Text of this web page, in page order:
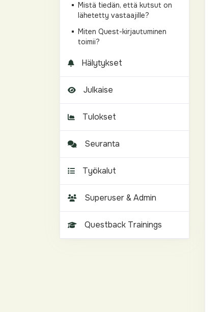
Mistä tiedän, että kutsut on
lähetetty vastaajille?
Miten Quest-kirjautuminen
toimii?
Hälytykset
Julkaise
Tulokset
Seuranta
Työkalut
Superuser & Admin
Questback Trainings